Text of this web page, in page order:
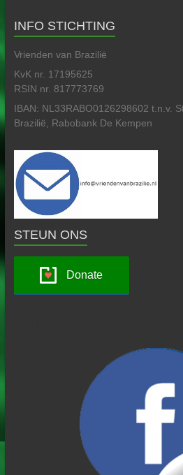
INFO STICHTING
Vrienden van Brazilië
KvK nr. 17195625
RSIN nr. 817773769
IBAN: NL33RABO0126298602 t.n.v.
Brazilië, Rabobank De Kempen
STEUN ONS
Donate